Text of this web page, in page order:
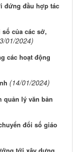
đứng đầu hợp tác
của các sở,
01/2024)
các hoạt động
(14/01/2024)
quản lý văn bản
đổi số giáo